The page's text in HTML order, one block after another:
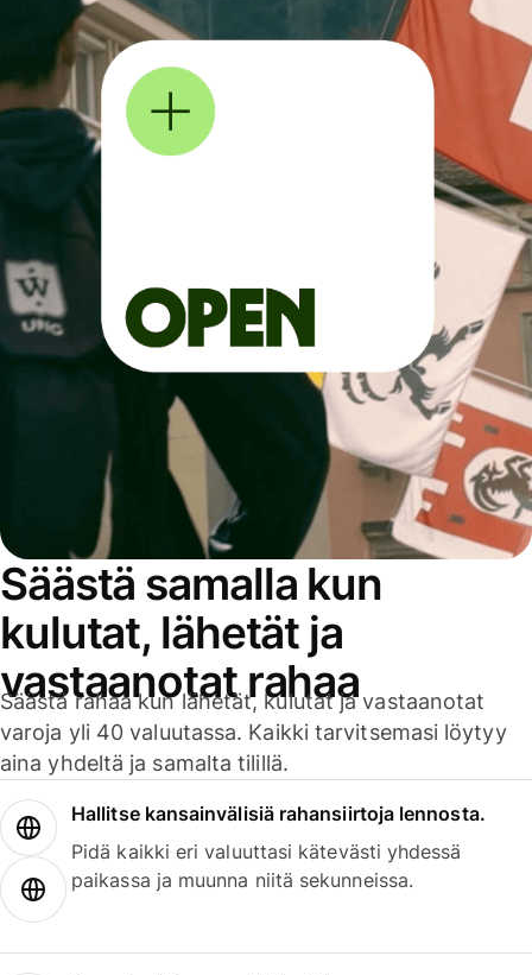
Säästä samalla kun
kulutat, lähetät ja
vastaanotat rahaa
Säästä rahaa kun lähetät, kulutat ja vastaanotat
varoja yli 40 valuutassa. Kaikki tarvitsemasi löytyy
aina yhdeltä ja samalta tilillä.
Hallitse kansainvälisiä rahansiirtoja lennosta.
Pidä kaikki eri valuuttasi kätevästi yhdessä
paikassa ja muunna niitä sekunneissa.